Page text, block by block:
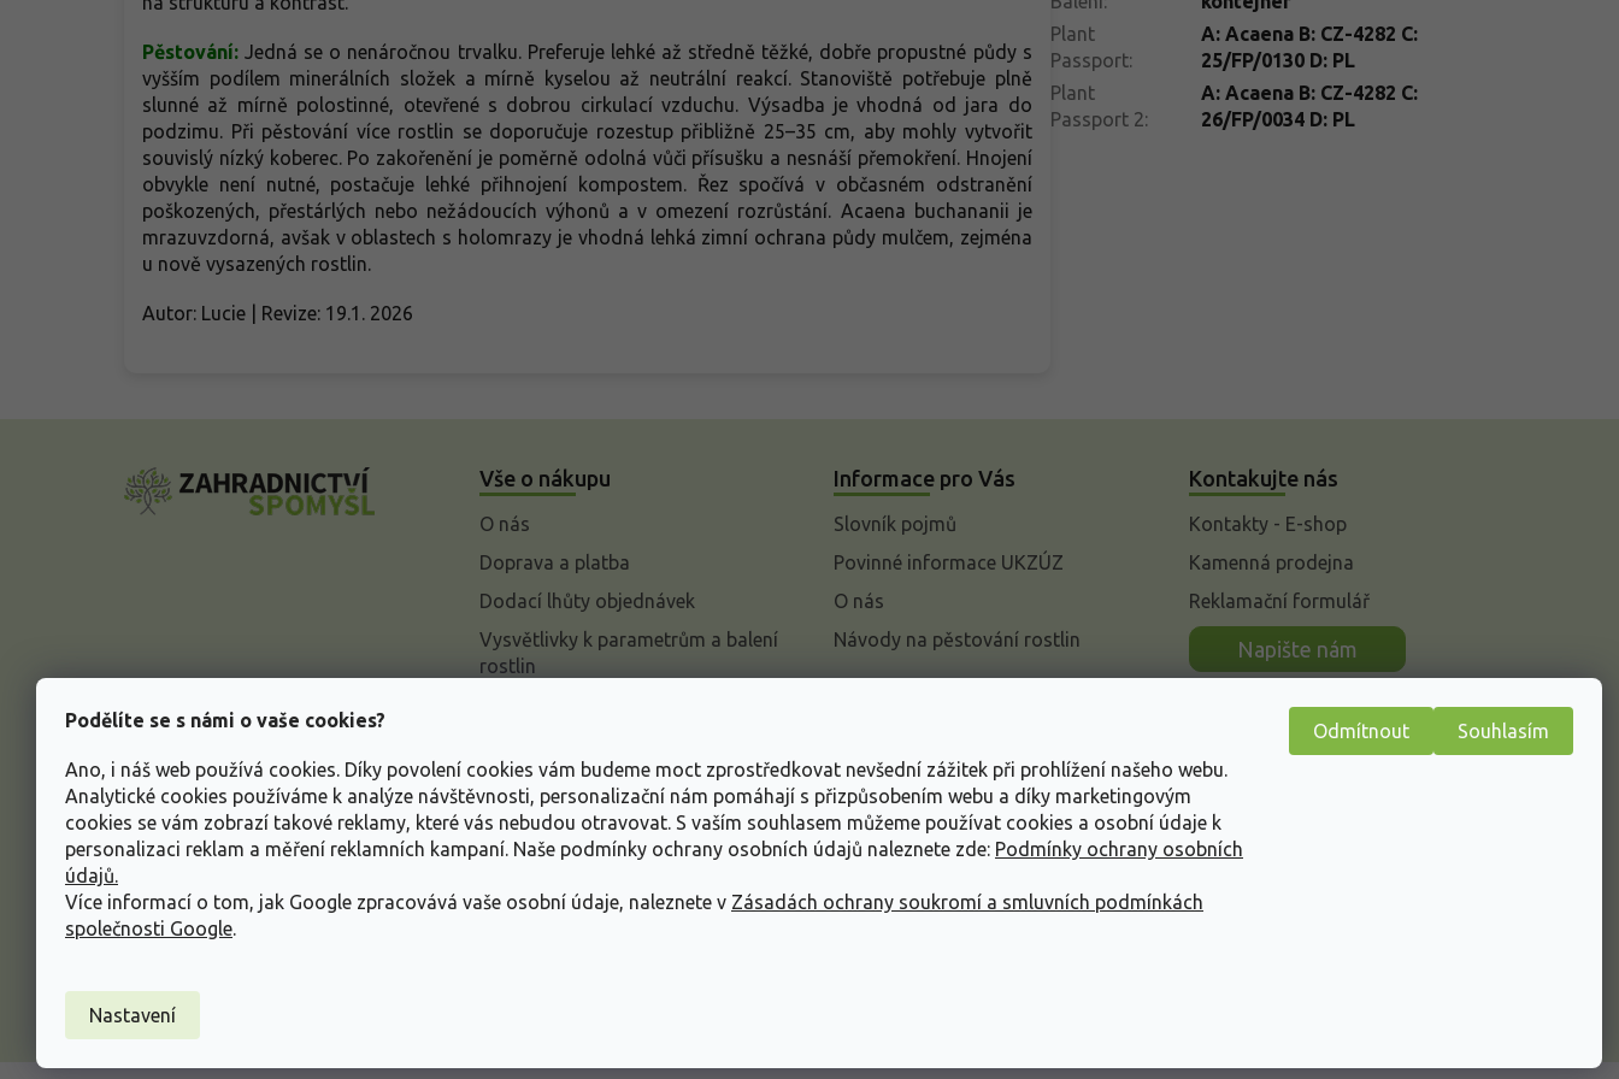
Podělíte se s námi o vaše cookies?
Ano, i náš web používá cookies. Díky povolení cookies vám budeme moct zprostředkovat nevšední zážitek při prohlížení našeho webu.
Analytické cookies používáme k analýze návštěvnosti, personalizační nám pomáhají s přizpůsobením webu a díky marketingovým
cookies se vám zobrazí takové reklamy, které vás nebudou otravovat. S vaším souhlasem můžeme používat cookies a osobní údaje k
personalizaci reklam a měření reklamních kampaní. Naše podmínky ochrany osobních údajů naleznete zde: Podmínky ochrany osobních
údajů.
Více informací o tom, jak Google zpracovává vaše osobní údaje, naleznete v Zásadách ochrany soukromí a smluvních podmínkách
společnosti Google.
Nastavení
Odmítnout Souhlasím
Pěstování: Jedná se o nenáročnou trvalku. Preferuje lehké až středně těžké, dobře propustné půdy s
vyšším podílem minerálních složek a mírně kyselou až neutrální reakcí. Stanoviště potřebuje plně
slunné až mírně polostinné, otevřené s dobrou cirkulací vzduchu. Výsadba je vhodná od jara do
podzimu. Při pěstování více rostlin se doporučuje rozestup přibližně 25–35 cm, aby mohly vytvořit
souvislý nízký koberec. Po zakořenění je poměrně odolná vůči přísušku a nesnáší přemokření. Hnojení
obvykle není nutné, postačuje lehké přihnojení kompostem. Řez spočívá v občasném odstranění
poškozených, přestárlých nebo nežádoucích výhonů a v omezení rozrůstání. Acaena buchananii je
mrazuvzdorná, avšak v oblastech s holomrazy je vhodná lehká zimní ochrana půdy mulčem, zejména
u nově vysazených rostlin.
Autor: Lucie | Revize: 19.1. 2026
Plant
Passport:
A: Acaena B: CZ-4282 C:
25/FP/0130 D: PL
Plant
Passport 2:
A: Acaena B: CZ-4282 C:
26/FP/0034 D: PL
Vše o nákupu
O nás
Doprava a platba
Dodací lhůty objednávek
Vysvětlivky k parametrům a balení
rostlin
Informace o ochraně osobních
údajů
Obchodní podmínky
Informace pro Vás
Slovník pojmů
Povinné informace UKZÚZ
O nás
Návody na pěstování rostlin
Kontakujte nás
Kontakty - E-shop
Kamenná prodejna
Reklamační formulář
Napište nám